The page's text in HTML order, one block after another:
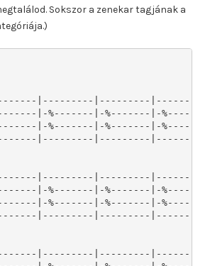
Sokszor a zenekar tagjának a
|---------|---------
|-%-------|-%-------|-
|-%-------|-%-------|-
|---------|---------
|---------|---------
|-%-------|-%-------|-
|-%-------|-%-------|-
|---------|---------
|---------|---------